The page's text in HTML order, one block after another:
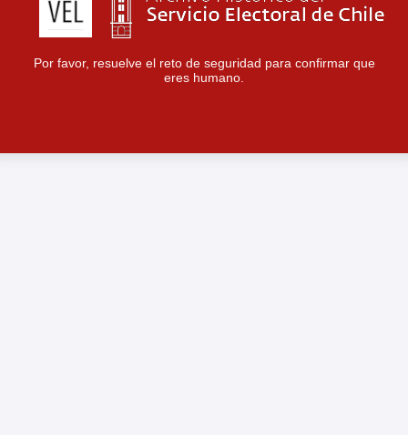
Por favor, resuelve el reto de seguridad para confirmar que
eres humano.